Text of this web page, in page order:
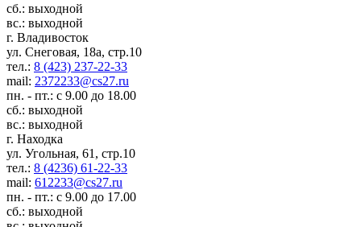
сб.: выходной
вс.: выходной
г. Владивосток
ул. Снеговая, 18а, стр.10
тел.: 8 (423) 237-22-33
mail: 2372233@cs27.ru
пн. - пт.: с 9.00 до 18.00
сб.: выходной
вс.: выходной
г. Находка
ул. Угольная, 61, стр.10
тел.: 8 (4236) 61-22-33
mail: 612233@cs27.ru
пн. - пт.: с 9.00 до 17.00
сб.: выходной